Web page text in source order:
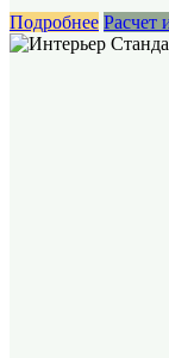
Подробнее Расчет